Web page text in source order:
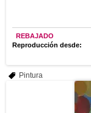
REBAJADO
Reproducción desde:
Pintura